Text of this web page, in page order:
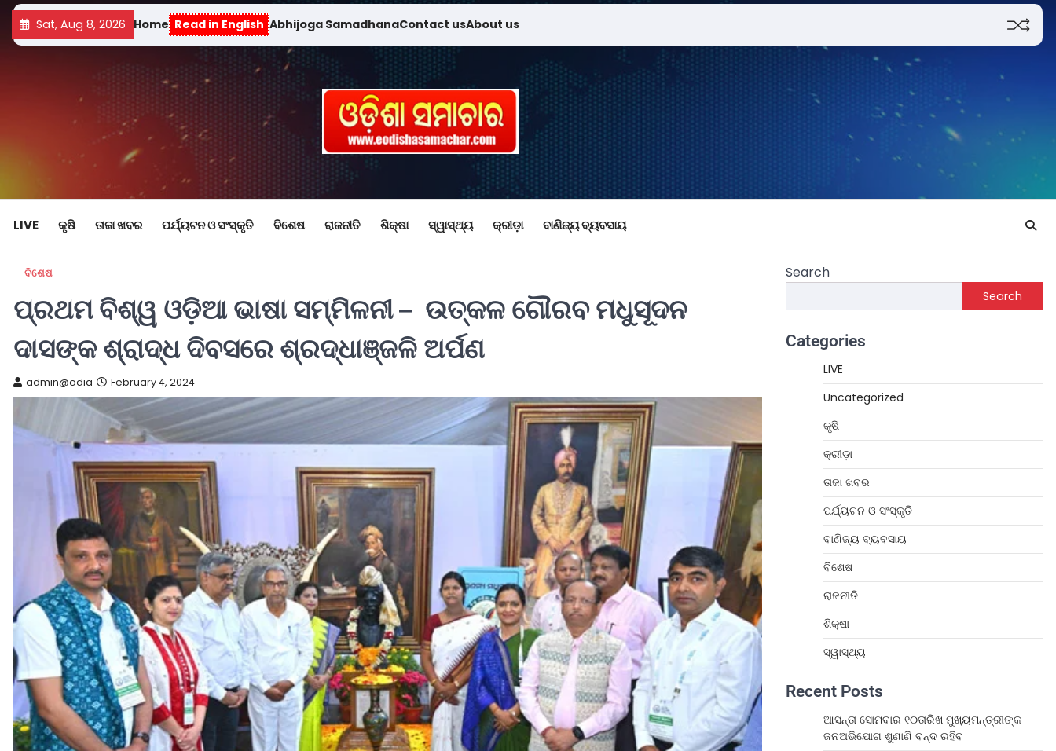
Sat, Aug 8, 2026 Home Read in English Abhijoga SamadhanaContact usAbout us
LIVE କୃଷି ତାଜା ଖବର ପର୍ଯ୍ୟଟନ ଓ ସଂସ୍କୃତି ବିଶେଷ ରାଜନୀତି ଶିକ୍ଷା ସ୍ୱାସ୍ଥ୍ୟ କ୍ରୀଡ଼ା ବାଣିଜ୍ୟ ବ୍ୟବସାୟ
ବିଶେଷ
ପ୍ରଥମ ବିଶ୍ୱ ଓଡ଼ିଆ ଭାଷା ସମ୍ମିଳନୀ – ଉତ୍କଳ ଗୌରବ ମଧୁସୂଦନ
ଦାସଙ୍କ ଶ୍ରାଦ୍ଧ ଦିବସରେ ଶ୍ରଦ୍ଧାଞ୍ଜଳି ଅର୍ପଣ
admin@odia February 4, 2024
Search
Search
Categories
LIVE
Uncategorized
କୃଷି
କ୍ରୀଡ଼ା
ତାଜା ଖବର
ପର୍ଯ୍ୟଟନ ଓ ସଂସ୍କୃତି
ବାଣିଜ୍ୟ ବ୍ୟବସାୟ
ବିଶେଷ
ରାଜନୀତି
ଶିକ୍ଷା
ସ୍ୱାସ୍ଥ୍ୟ
Recent Posts
ଆସନ୍ତା ସୋମବାର ୧୦ତାରିଖ ମୁଖ୍ୟମନ୍ତ୍ରୀଙ୍କ
ଜନଅଭିଯୋଗ ଶୁଣାଣି ବନ୍ଦ ରହିବ